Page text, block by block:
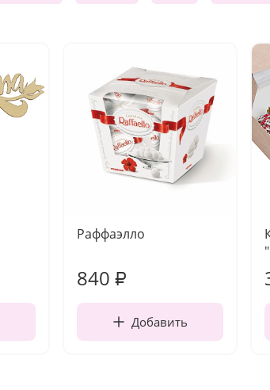
Раффаэлло
840 ₽
Добавить